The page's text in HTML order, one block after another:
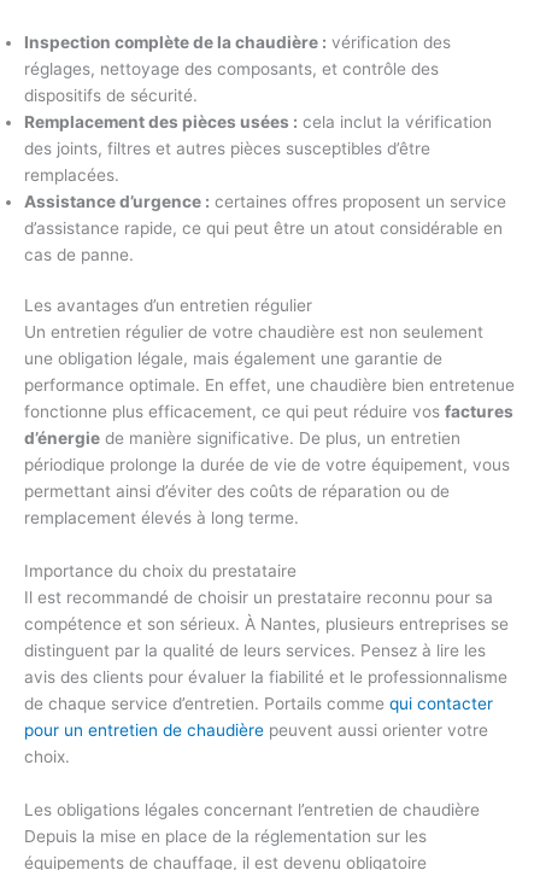
Inspection complète de la chaudière : vérification des
réglages, nettoyage des composants, et contrôle des
dispositifs de sécurité.
Remplacement des pièces usées : cela inclut la vérification
des joints, filtres et autres pièces susceptibles d’être
remplacées.
Assistance d’urgence : certaines offres proposent un service
d’assistance rapide, ce qui peut être un atout considérable en
cas de panne.
Les avantages d’un entretien régulier
Un entretien régulier de votre chaudière est non seulement
une obligation légale, mais également une garantie de
performance optimale. En effet, une chaudière bien entretenue
fonctionne plus efficacement, ce qui peut réduire vos factures
d’énergie de manière significative. De plus, un entretien
périodique prolonge la durée de vie de votre équipement, vous
permettant ainsi d’éviter des coûts de réparation ou de
remplacement élevés à long terme.
Importance du choix du prestataire
Il est recommandé de choisir un prestataire reconnu pour sa
compétence et son sérieux. À Nantes, plusieurs entreprises se
distinguent par la qualité de leurs services. Pensez à lire les
avis des clients pour évaluer la fiabilité et le professionnalisme
de chaque service d’entretien. Portails comme qui contacter
pour un entretien de chaudière peuvent aussi orienter votre
choix.
Les obligations légales concernant l’entretien de chaudière
Depuis la mise en place de la réglementation sur les
équipements de chauffage, il est devenu obligatoire